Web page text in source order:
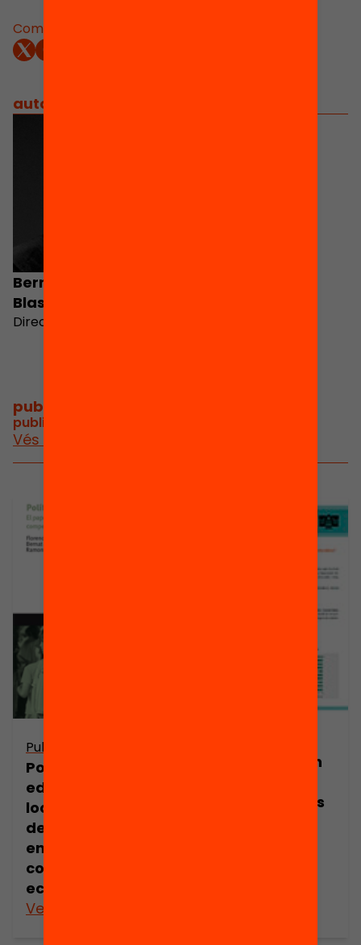
Comparteix:
autors
Bernat Albaigés
Blasi
Director de l'Anuari 2024
publicacions i vídeos
publicacions i vídeos relacionats
Vés a publicacions i vídeos
Publicació
Polítiques
educatives
locals. El paper
dels municipis
en el nou context
competencial i
econòmic
Veure’n més
Quin paper han
municipis en les